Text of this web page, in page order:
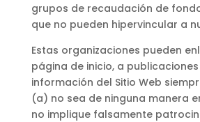
grupos de recaudación de
que no pueden hipervincular a
Estas organizaciones pueden
página de inicio, a
información del Sitio Web
(a) no sea de ninguna manera
no implique falsamente